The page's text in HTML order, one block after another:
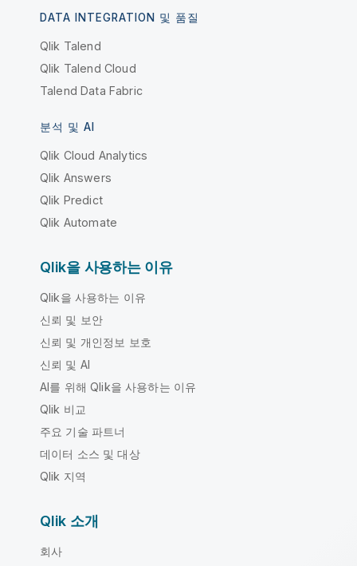
DATA INTEGRATION 및 품질
Qlik Talend
Qlik Talend Cloud
Talend Data Fabric
분석 및 AI
Qlik Cloud Analytics
Qlik Answers
Qlik Predict
Qlik Automate
Qlik을 사용하는 이유
Qlik을 사용하는 이유
신뢰 및 보안
신뢰 및 개인정보 보호
신뢰 및 AI
AI를 위해 Qlik을 사용하는 이유
Qlik 비교
주요 기술 파트너
데이터 소스 및 대상
Qlik 지역
Qlik 소개
회사